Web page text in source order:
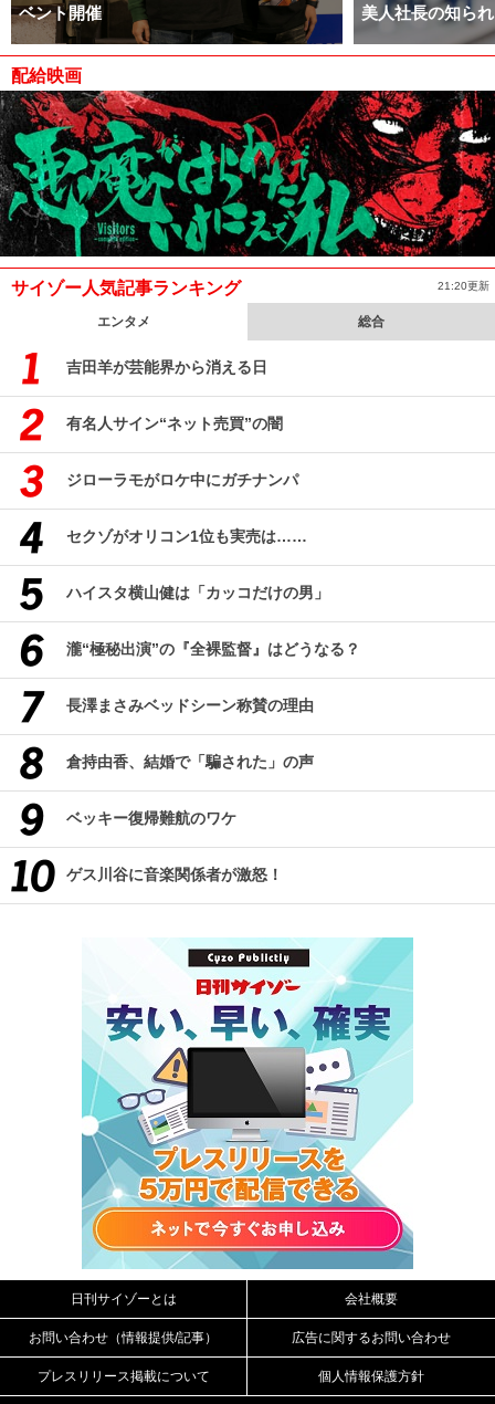
ベント開催
美人社長の知ら
配給映画
サイゾー人気記事ランキング 21:20更新
エンタメ 総合
吉田羊が芸能界から消える日
有名人サイン“ネット売買”の闇
ジローラモがロケ中にガチナンパ
セクゾがオリコン1位も実売は……
ハイスタ横山健は「カッコだけの男」
瀧“極秘出演”の『全裸監督』はどうなる？
長澤まさみベッドシーン称賛の理由
倉持由香、結婚で「騙された」の声
ベッキー復帰難航のワケ
ゲス川谷に音楽関係者が激怒！
日刊サイゾーとは 会社概要
お問い合わせ（情報提供/記事） 広告に関するお問い合わせ
プレスリリース掲載について 個人情報保護方針